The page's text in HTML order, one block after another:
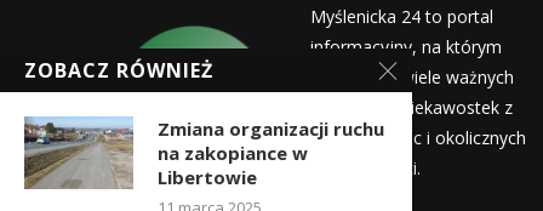
Myślenicka 24 to portal
informacyjny, na którym
znajdziecie wiele ważnych
informacji i ciekawostek z
życia Myślenic i okolicznych
miejscowości.
ZOBACZ RÓWNIEŻ
Zmiana organizacji ruchu
na zakopiance w
Libertowie